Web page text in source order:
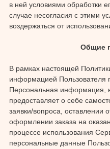
в ней условиями обработки
случае несогласия с этими
воздержаться от
Общие
В рамках настоящей
информацией Пользователя
Персональная информация,
предоставляет о себе
заявки/вопроса, оставлении
оформлении заказа на
процессе использования
персональные данные